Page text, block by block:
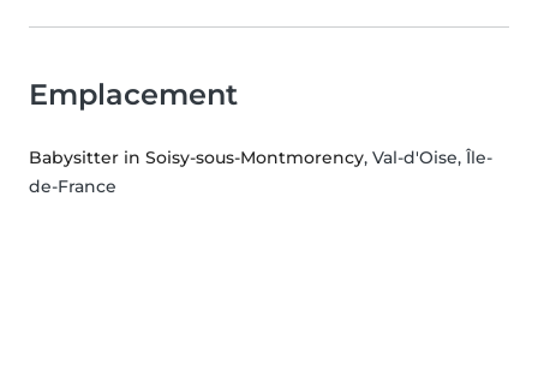
Emplacement
Babysitter in Soisy-sous-Montmorency, Val-d'Oise, Île-
de-France